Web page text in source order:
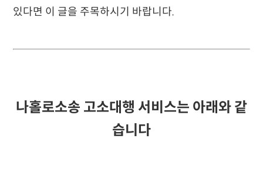
있다면 이 글을 주목하시기 바랍니다.
나홀로소송 고소대행 서비스는 아래와 같
습니다